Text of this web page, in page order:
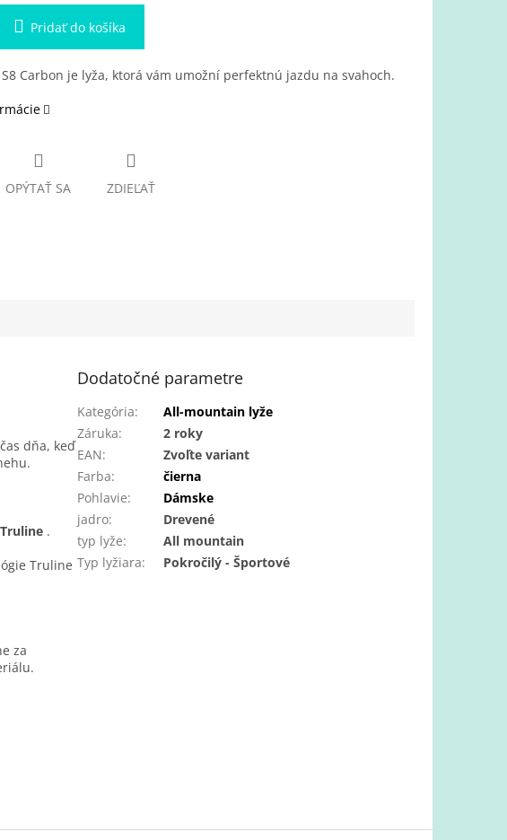
Pridať do košíka
Carbon je lyža, ktorá vám umožní perfektnú jazdu na svahoch.
OPÝTAŤ SA ZDIEĽAŤ
dňa, keď
.
Truline
za
Dodatočné parametre
Kategória:
All-mountain lyže
Záruka:
2 roky
EAN:
Zvoľte variant
Farba:
čierna
Pohlavie:
Dámske
jadro:
Drevené
typ lyže:
All mountain
Typ lyžiara: Pokročilý - Športové